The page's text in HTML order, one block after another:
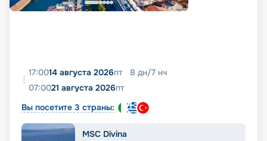
17:0014 августа 2026пт 8 дн/7 нч
07:0021 августа 2026пт
Вы посетите 3 страны:
MSC Divina